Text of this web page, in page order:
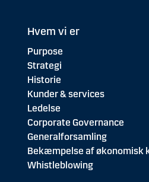
Hvem vi er
Purpose
Strategi
Historie
Kunder & services
Ledelse
Corporate Governance
Generalforsamling
Bekæmpelse af økonomisk
Whistleblowing